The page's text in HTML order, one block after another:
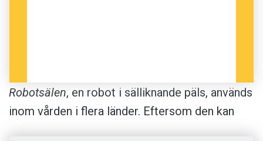
Robotsälen, en robot i sälliknande päls, används
inom vården i flera länder. Eftersom den kan